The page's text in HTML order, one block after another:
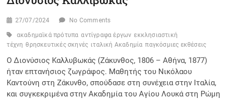
27/07/2024 No Comments
ακαδημαϊκά πρότυπα αντίγραφα έργων εκκλησιαστική
τέχνη θρησκευτικές σκηνές ιταλική Ακαδημία παγκόσμιες εκθέσεις
Ο Διονύσιος Καλλυβωκάς (Ζάκυνθος, 1806 – Αθήνα, 1877)
ήταν επτανήσιος ζωγράφος. Μαθητής του Νικόλαου
Καντούνη στη Ζάκυνθο, σπούδασε στη συνέχεια στην Ιταλία,
και συγκεκριμένα στην Ακαδημία του Αγίου Λουκά στη Ρώμη